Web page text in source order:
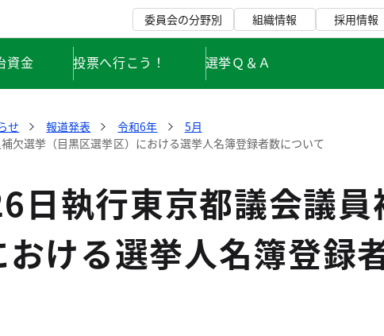
委員会の分野別 組織情報 採用情報
資金 投票へ行こう！ 選挙Ｑ＆Ａ
せ 報道発表 令和6年
5月
欠選挙（目黒区選挙区）における選挙人名簿登録者数について
日執行東京都議会議員
ける選挙人名簿登録